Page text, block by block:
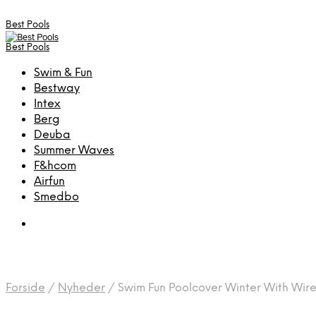
Best Pools
Best Pools
Swim & Fun
Bestway
Intex
Berg
Deuba
Summer Waves
F&hcom
Airfun
Smedbo
Forside / Nyheder / Swim Fun Poolcover Winter With